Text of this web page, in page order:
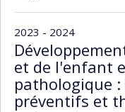
2023 - 2024
et de l'enfant
pathologique :
préventifs et